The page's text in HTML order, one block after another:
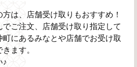
は、店舗受け取りもおすすめ！
ご注文、店舗受け取り指定して
にあるみなとや店舗でお受け取
ます。
♪